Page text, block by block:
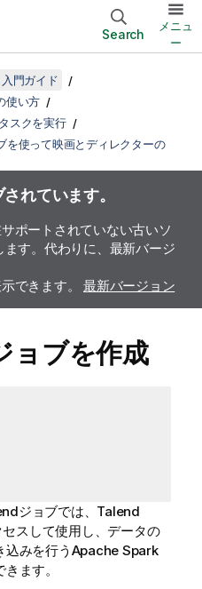
Search
メニュ
ー
門ガイド
使い方
スクを実行
使って映画とディレクターの
れています。
ポートされていない古いソ
す。代わりに、最新バージ
できます。 最新バージョン
ョブを作成
ジョブでは、 Talend
スして使用し、データの
込みを行うApache Spark
ます。